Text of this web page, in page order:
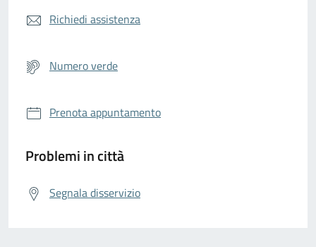
Richiedi assistenza
Numero verde
Prenota appuntamento
Problemi in città
Segnala disservizio